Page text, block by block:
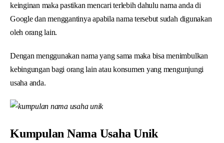
keinginan maka pastikan mencari terlebih dahulu nama anda di
Google dan menggantinya apabila nama tersebut sudah digunakan
oleh orang lain.
Dengan menggunakan nama yang sama maka bisa menimbulkan
kebingungan bagi orang lain atau konsumen yang mengunjungi
usaha anda.
Kumpulan Nama Usaha Unik